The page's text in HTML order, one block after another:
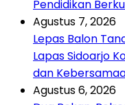
Pendidikan
Agustus 7, 2026
Lepas Balon
Lapas Sidoarjo
dan
Agustus 6, 2026